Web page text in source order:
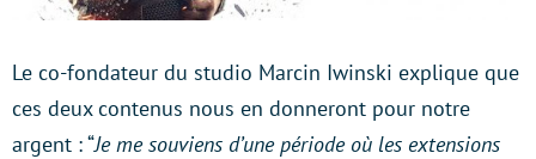
Le co-fondateur du studio Marcin Iwinski explique que
ces deux contenus nous en donneront pour notre
argent : “Je me souviens d’une période où les extensions